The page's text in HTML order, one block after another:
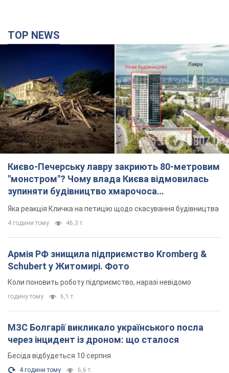
TOP NEWS
Києво-Печерську лавру закриють 80-метровим
"монстром"? Чому влада Києва відмовилась
зупиняти будівництво хмарочоса
"московського вірянина"
Яка реакція Кличка на петицію щодо скасування будівництва
4 години тому 46,3 т.
Армія РФ знищила підприємство Kromberg &
Schubert у Житомирі. Фото
Коли поновить роботу підприємство, наразі невідомо
годину тому 6,1 т.
МЗС Болгарії викликало українського посла
через інцидент із дроном: що сталося
Бесіда відбудеться 10 серпня
4 години тому 6,6 т.